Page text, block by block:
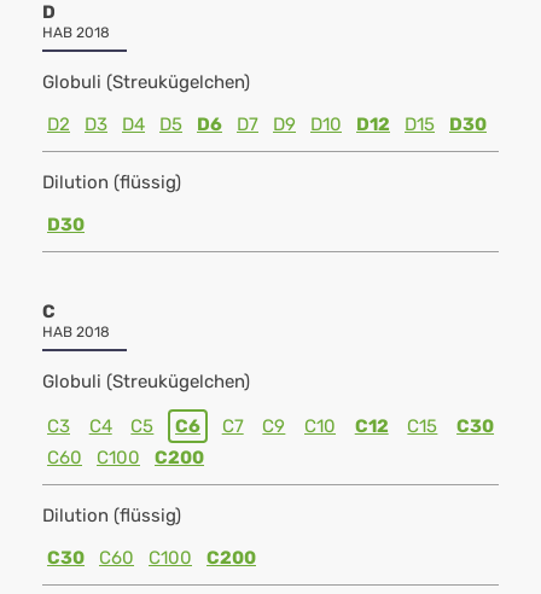
D
HAB 2018
Globuli (Streukügelchen)
D2
D3 D4 D5 D6 D7 D9 D10 D12 D15 D30
Dilution (flüssig)
D30
C
HAB 2018
Globuli (Streukügelchen)
C3 C4 C5 C6 C7 C9 C10 C12 C15
C30
C60
C100 C200
Dilution (flüssig)
C30
C60 C100 C200